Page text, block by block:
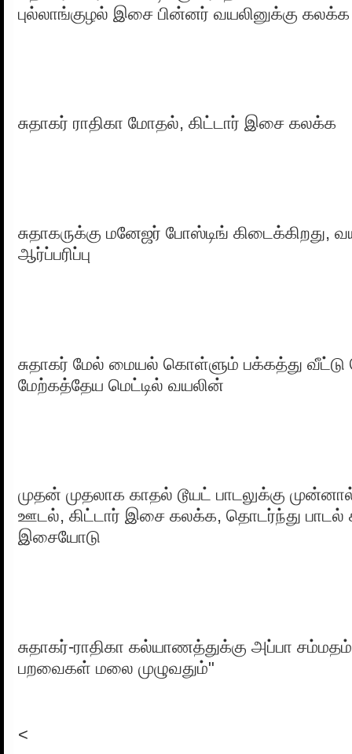
புல்லாங்குழல் இசை பின்னர் வயலினுக்கு கலக்க
சுதாகர் ராதிகா மோதல், கிட்டார் இசை கலக்க
சுதாகருக்கு மனேஜர் போஸ்டிங் கிடைக்கிறது,
ஆர்ப்பரிப்பு
சுதாகர் மேல் மையல் கொள்ளும் பக்கத்து வீட்டு
மேற்கத்தேய மெட்டில் வயலின்
முதன் முதலாக காதல் டூயட் பாடலுக்கு
ஊடல், கிட்டார் இசை கலக்க, தொடர்ந்து பாடல்
இசையோடு
சுதாகர்-ராதிகா கல்யாணத்துக்கு அப்பா
பறவைகள் மலை முழுவதும்"
<